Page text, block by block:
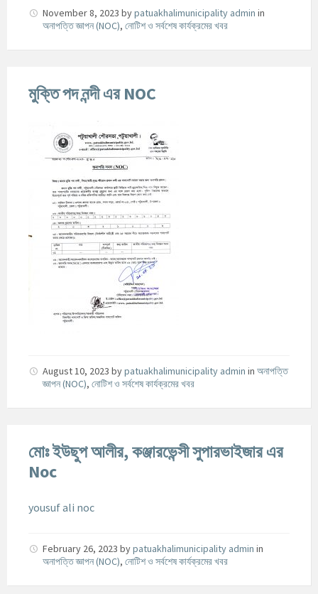
November 8, 2023 bypatuakhalimunicipality admin in
অনাপত্তি জ্ঞাপন (NOC), নোটিশ ও সর্বশেষ কার্যক্রমের খবর
মুক্তি পদ নন্দী এর NOC
August 10, 2023 bypatuakhalimunicipality admin in অনাপত্তি
জ্ঞাপন (NOC), নোটিশ ও সর্বশেষ কার্যক্রমের খবর
মোঃ ইউছুপ আলীর, কঞ্জারভেন্সী সুপারভাইজার এর
Noc
yousuf ali noc
February 26, 2023 bypatuakhalimunicipality admin in
অনাপত্তি জ্ঞাপন (NOC), নোটিশ ও সর্বশেষ কার্যক্রমের খবর